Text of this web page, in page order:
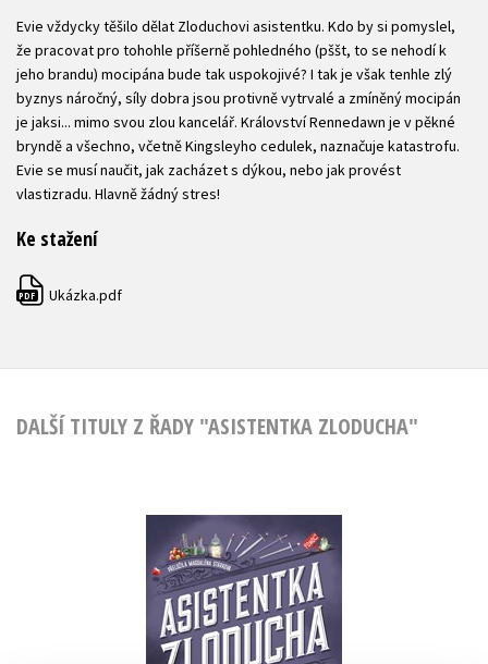
Evie vždycky těšilo dělat Zloduchovi asistentku. Kdo by si pomyslel,
že pracovat pro tohohle příšerně pohledného (pššt, to se nehodí k
jeho brandu) mocipána bude tak uspokojivé? I tak je však tenhle zlý
byznys náročný, síly dobra jsou protivně vytrvalé a zmíněný mocipán
je jaksi... mimo svou zlou kancelář. Království Rennedawn je v pěkné
bryndě a všechno, včetně Kingsleyho cedulek, naznačuje katastrofu.
Evie se musí naučit, jak zacházet s dýkou, nebo jak provést
vlastizradu. Hlavně žádný stres!
Ke stažení
PDF Ukázka.pdf
DALŠÍ TITULY Z ŘADY "ASISTENTKA ZLODUCHA"
Asistentka Zloducha
Hannah Nicole Maehrer